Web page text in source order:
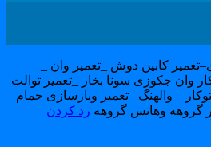
کابین دوش _تعمیر وان _
جکوزی سونا بخار _تعمیر توالت
_ والهنگ _تعمیر وبازسازی حمام
وهانس گروههرد کردن